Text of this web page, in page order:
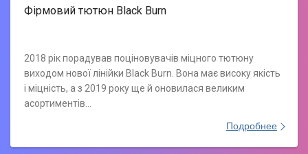
Фірмовий тютюн Black Burn
2018 рік порадував поціновувачів міцного тютюну
виходом нової лінійки Black Burn. Вона має високу якість
і міцність, а з 2019 року ще й оновилася великим
асортиментів…
Подробнее